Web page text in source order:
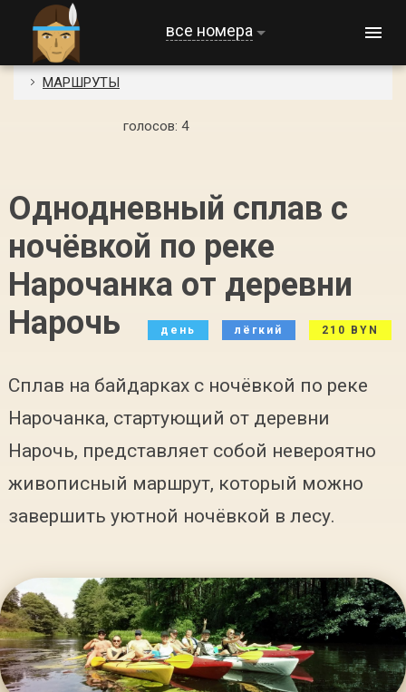
все номера
МАРШРУТЫ
голосов: 4
Однодневный сплав с
ночёвкой по реке
Нарочанка от деревни
Нарочь
день лёгкий 210 BYN
Сплав на байдарках с ночёвкой по реке
Нарочанка, стартующий от деревни
Нарочь, представляет собой невероятно
живописный маршрут, который можно
завершить уютной ночёвкой в лесу.